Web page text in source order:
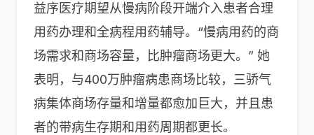
益序医疗期望从慢病阶段开端介入患者合理
用药办理和全病程用药辅导。“慢病用药的商
场需求和商场容量，比肿瘤商场更大。” 她
表明，与400万肿瘤病患商场比较，三骄气
病集体商场存量和增量都愈加巨大，并且患
者的带病生存期和用药周期都更长。